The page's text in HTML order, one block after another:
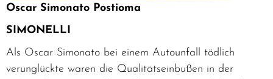
Oscar Simonato Postioma
SIMONELLI
Als Oscar Simonato bei einem Autounfall tödlich
verunglückte waren die Qualitätseinbußen in der